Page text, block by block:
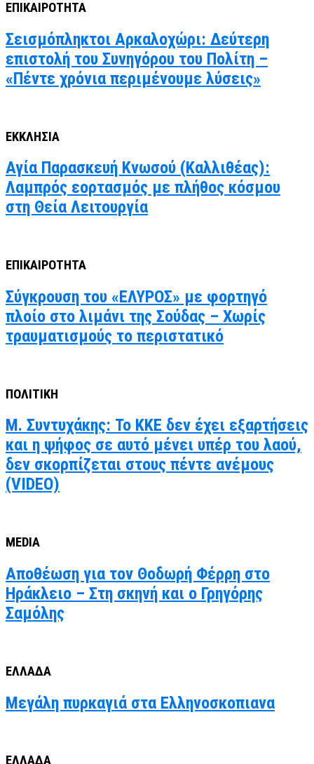
ΕΠΙΚΑΙΡΟΤΗΤΑ
Σεισμόπληκτοι Αρκαλοχώρι: Δεύτερη
επιστολή του Συνηγόρου του Πολίτη –
«Πέντε χρόνια περιμένουμε λύσεις»
ΕΚΚΛΗΣΙΑ
Αγία Παρασκευή Κνωσού (Καλλιθέας):
Λαμπρός εορτασμός με πλήθος κόσμου
στη Θεία Λειτουργία
ΕΠΙΚΑΙΡΟΤΗΤΑ
Σύγκρουση του «ΕΛΥΡΟΣ» με φορτηγό
πλοίο στο λιμάνι της Σούδας – Χωρίς
τραυματισμούς το περιστατικό
ΠΟΛΙΤΙΚΗ
Μ. Συντυχάκης: Το ΚΚΕ δεν έχει εξαρτήσεις
και η ψήφος σε αυτό μένει υπέρ του λαού,
δεν σκορπίζεται στους πέντε ανέμους
(VIDEO)
MEDIA
Αποθέωση για τον Θοδωρή Φέρρη στο
Ηράκλειο – Στη σκηνή και ο Γρηγόρης
Σαμόλης
ΕΛΛΑΔΑ
Μεγάλη πυρκαγιά στα Ελληνοσκοπιανα
ΕΛΛΑΔΑ